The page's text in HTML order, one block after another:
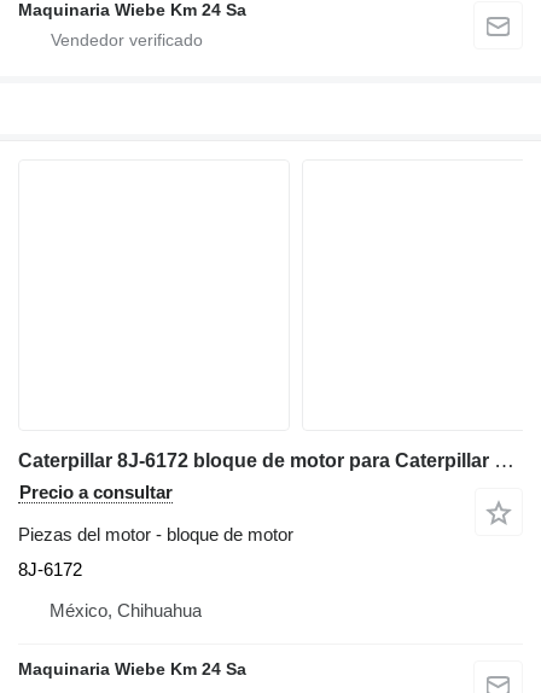
Maquinaria Wiebe Km 24 Sa
Caterpillar 8J-6172 bloque de motor para Caterpillar 12G motoniveladora
Precio a consultar
Piezas del motor - bloque de motor
8J-6172
México, Chihuahua
Maquinaria Wiebe Km 24 Sa